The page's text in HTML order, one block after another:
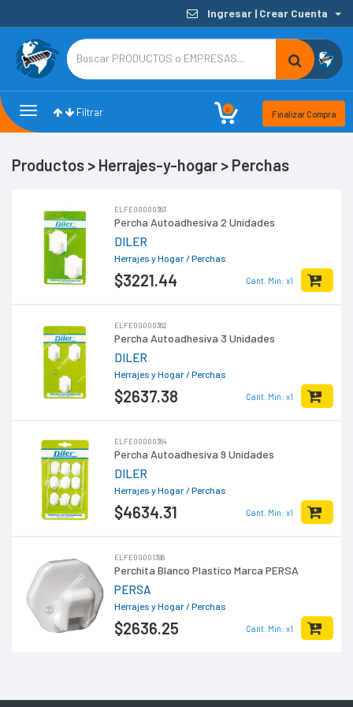
Ingresar | Crear Cuenta
0 Finalizar Compra
ToggleToggleFiltrar
Productos > Herrajes-y-hogar > Perchas
ELFE00000363
Percha Autoadhesiva 2 Unidades
DILER
Herrajes y Hogar / Perchas
$3221.44 Cant. Min: x1
ELFE00000362
Percha Autoadhesiva 3 Unidades
DILER
Herrajes y Hogar / Perchas
$2637.38 Cant. Min: x1
ELFE00000364
Percha Autoadhesiva 9 Unidades
DILER
Herrajes y Hogar / Perchas
$4634.31 Cant. Min: x1
ELFE00001396
Perchita Blanco Plastico Marca PERSA
PERSA
Herrajes y Hogar / Perchas
$2636.25 Cant. Min: x1